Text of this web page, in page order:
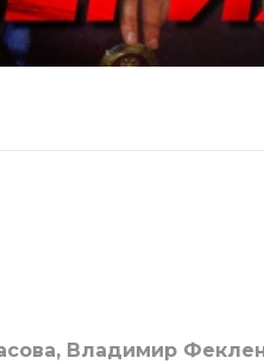
Владимир